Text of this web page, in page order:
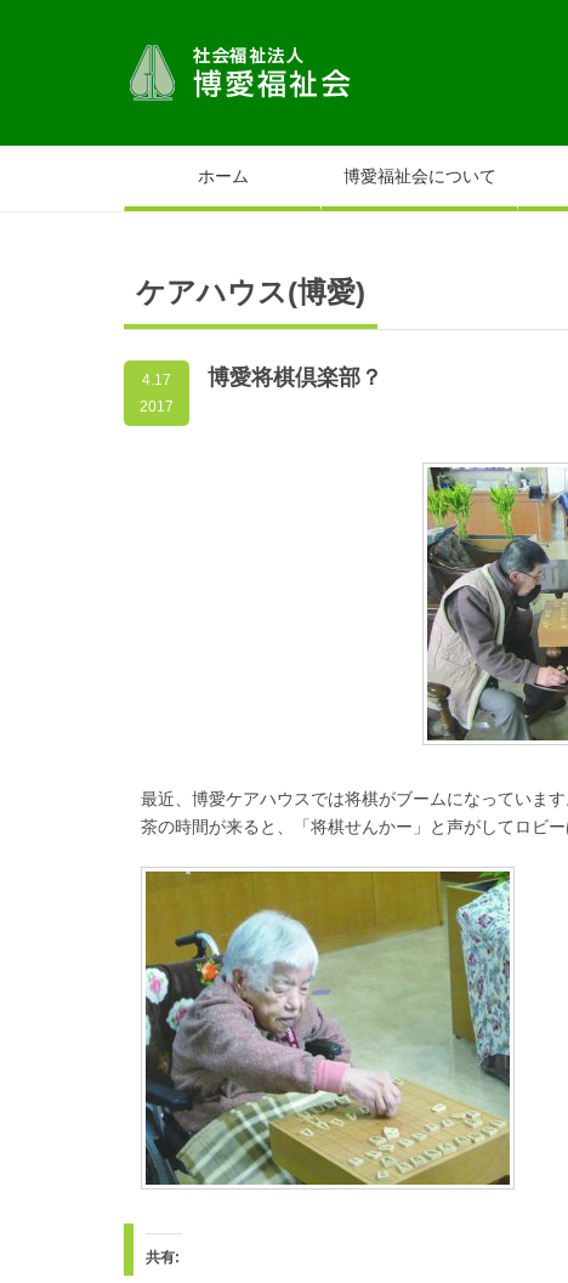
ホーム 博愛福祉会について
ケアハウス(博愛)
4.17
2017
博愛将棋倶楽部？
最近、博愛ケアハウスでは将棋がブームになっていま
茶の時間が来ると、「将棋せんかー」と声がしてロビ
共有: